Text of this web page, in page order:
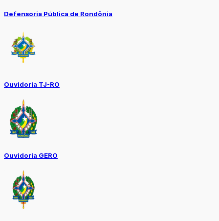
Defensoria Pública de Rondônia
Ouvidoria TJ-RO
Ouvidoria GERO